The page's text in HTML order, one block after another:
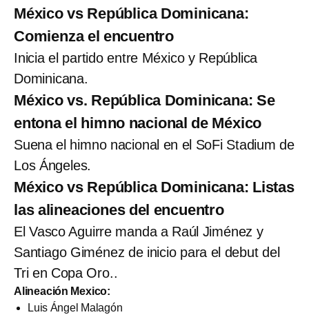
México vs República Dominicana:
Comienza el encuentro
Inicia el partido entre México y República
Dominicana.
México vs. República Dominicana: Se
entona el himno nacional de México
Suena el himno nacional en el SoFi Stadium de
Los Ángeles.
México vs República Dominicana: Listas
las alineaciones del encuentro
El Vasco Aguirre manda a Raúl Jiménez y
Santiago Giménez de inicio para el debut del
Tri en Copa Oro..
Alineación Mexico:
Luis Ángel Malagón